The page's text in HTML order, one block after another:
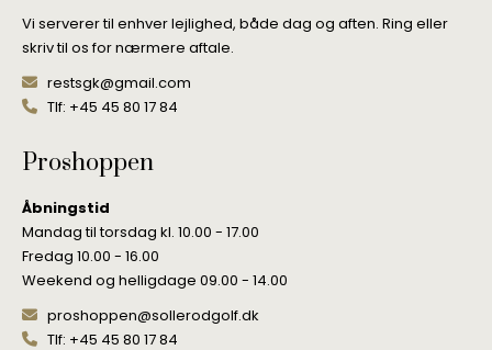
Vi serverer til enhver lejlighed, både dag og aften. Ring eller
skriv til os for nærmere aftale.
restsgk@gmail.com
Tlf: +45 45 80 17 84
Proshoppen
Åbningstid
Mandag til torsdag kl. 10.00 - 17.00
Fredag 10.00 - 16.00
Weekend og helligdage 09.00 - 14.00
proshoppen@sollerodgolf.dk
Tlf: +45 45 80 17 84